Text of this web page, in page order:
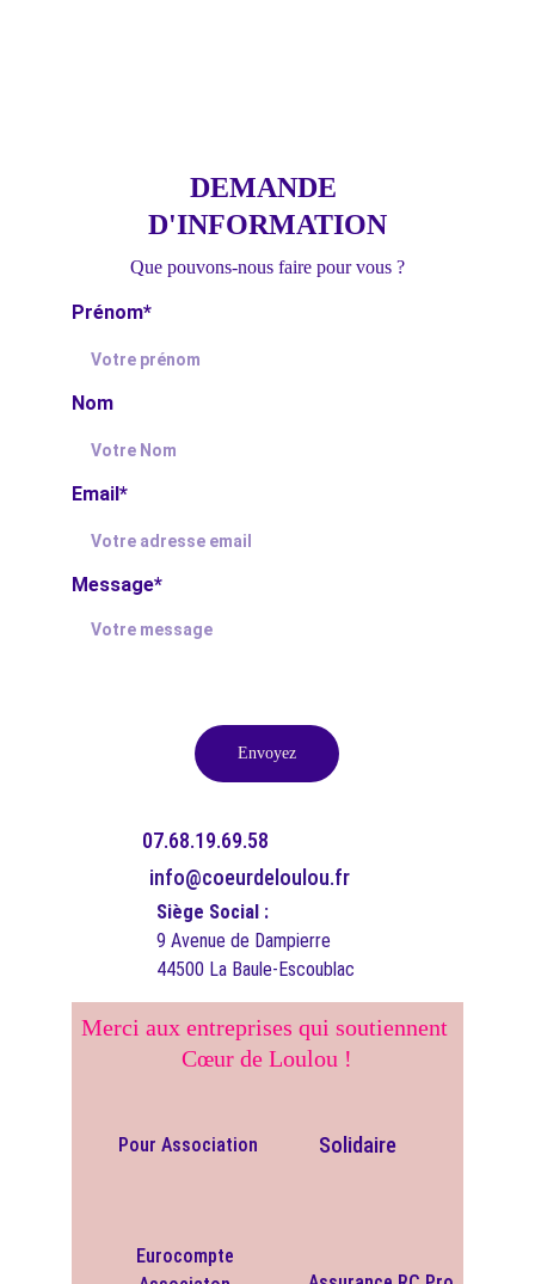
Prénom*
Nom
Email*
Message*
Envoyez
DEMANDE
D'INFORMATION
Que pouvons-nous faire pour vous ?
07.68.19.69.58
info@coeurdeloulou.fr
Siège Social :
9 Avenue de Dampierre
44500 La Baule-Escoublac
Solidaire
Merci aux entreprises qui soutiennent
Cœur de Loulou !
Pour Association
Eurocompte